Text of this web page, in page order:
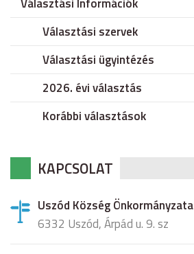
Választási Információk
Választási szervek
Választási ügyintézés
2026. évi választás
Korábbi választások
KAPCSOLAT
Uszód Község Önkormányzata
6332 Uszód, Árpád u. 9. sz